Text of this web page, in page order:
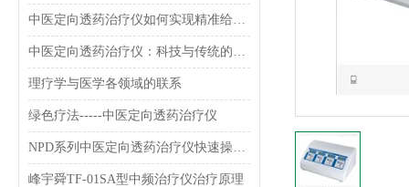
中医定向透药治疗仪如何实现精准给药？
中医定向透药治疗仪：科技与传统的融合
理疗学与医学各领域的联系
绿色疗法-----中医定向透药治疗仪
NPD系列中医定向透药治疗仪快速操作指南
峰宇舜TF-01SA型中频治疗仪治疗原理